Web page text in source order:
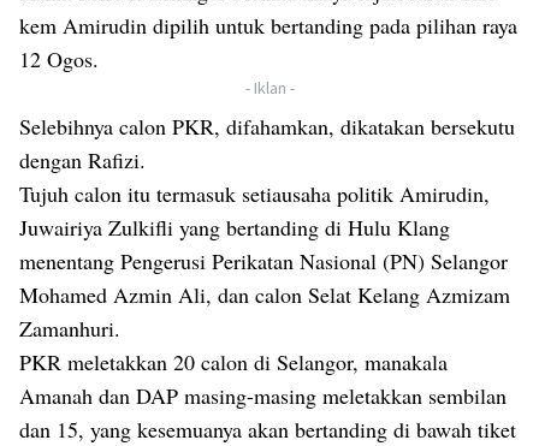
kem Amirudin dipilih untuk bertanding pada pilihan raya
12 Ogos.
- Iklan -
Selebihnya calon PKR, difahamkan, dikatakan bersekutu
dengan Rafizi.
Tujuh calon itu termasuk setiausaha politik Amirudin,
Juwairiya Zulkifli yang bertanding di Hulu Klang
menentang Pengerusi Perikatan Nasional (PN) Selangor
Mohamed Azmin Ali, dan calon Selat Kelang Azmizam
Zamanhuri.
PKR meletakkan 20 calon di Selangor, manakala
Amanah dan DAP masing-masing meletakkan sembilan
dan 15, yang kesemuanya akan bertanding di bawah tiket